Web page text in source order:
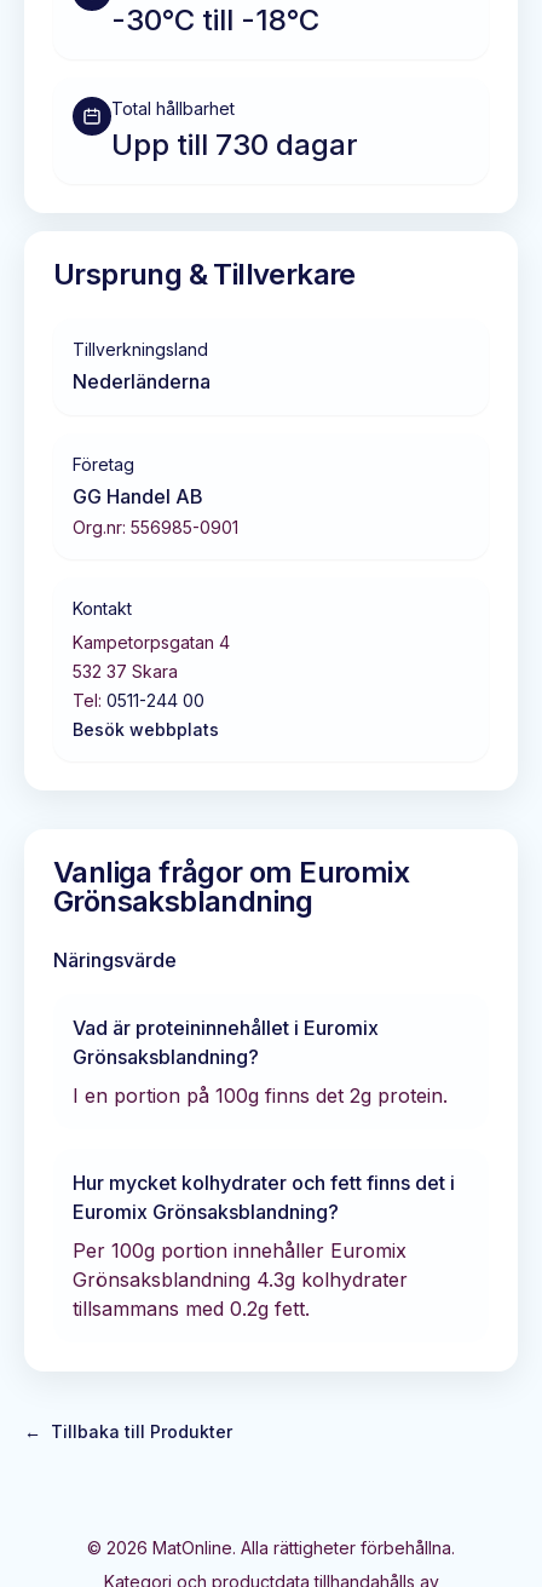
-30°C till -18°C
Total hållbarhet
Upp till 730 dagar
Ursprung & Tillverkare
Tillverkningsland
Nederländerna
Företag
GG Handel AB
Org.nr: 556985-0901
Kontakt
Kampetorpsgatan 4
532 37 Skara
Tel: 0511-244 00
Besök webbplats
Vanliga frågor om Euromix
Grönsaksblandning
Näringsvärde
Vad är proteininnehållet i Euromix
Grönsaksblandning?
I en portion på 100g finns det 2g protein.
Hur mycket kolhydrater och fett finns det i
Euromix Grönsaksblandning?
Per 100g portion innehåller Euromix
Grönsaksblandning 4.3g kolhydrater
tillsammans med 0.2g fett.
← Tillbaka till Produkter
© 2026 MatOnline. Alla rättigheter förbehållna.
Kategori och productdata tillhandahålls av